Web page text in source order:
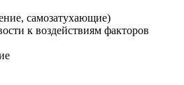
самозатухающие)
к воздействиям факторов